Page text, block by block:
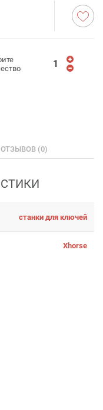
ОТЗЫВОВ (0)
станки для ключей
Xhorse